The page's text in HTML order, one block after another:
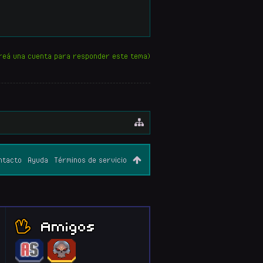
una cuenta para responder este tema)
Ayuda Términos de servicio
Amigos